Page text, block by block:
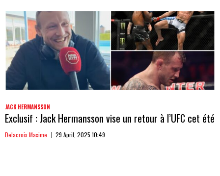
JACK HERMANSSON
Exclusif : Jack Hermansson vise un retour à l’UFC cet été
Delacroix Maxime 29 April, 2025 10:49